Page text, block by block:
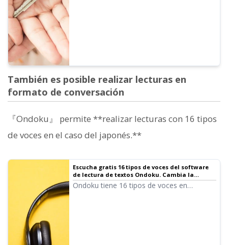
También es posible realizar lecturas en
formato de conversación
『Ondoku』 permite **realizar lecturas con 16 tipos
de voces en el caso del japonés.**
Escucha gratis 16 tipos de voces del software
de lectura de textos Ondoku. Cambia la
impresión con variaciones de tono
Ondoku tiene 16 tipos de voces en